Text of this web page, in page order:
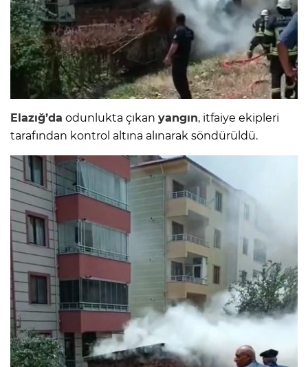
Elazığ’da odunlukta çıkan yangın, itfaiye ekipleri
tarafından kontrol altına alınarak söndürüldü.